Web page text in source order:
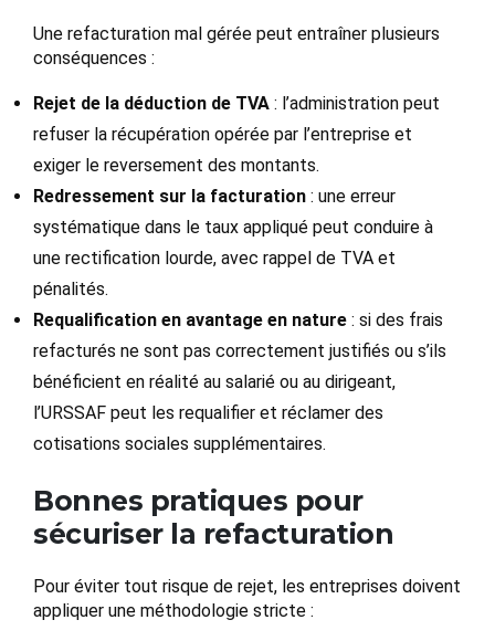
Une refacturation mal gérée peut entraîner plusieurs
conséquences :
Rejet de la déduction de TVA : l’administration peut
refuser la récupération opérée par l’entreprise et
exiger le reversement des montants.
Redressement sur la facturation : une erreur
systématique dans le taux appliqué peut conduire à
une rectification lourde, avec rappel de TVA et
pénalités.
Requalification en avantage en nature : si des frais
refacturés ne sont pas correctement justifiés ou s’ils
bénéficient en réalité au salarié ou au dirigeant,
l’URSSAF peut les requalifier et réclamer des
cotisations sociales supplémentaires.
Bonnes pratiques pour
sécuriser la refacturation
Pour éviter tout risque de rejet, les entreprises doivent
appliquer une méthodologie stricte :